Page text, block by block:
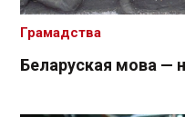
Беларуская мова —
Грамадства